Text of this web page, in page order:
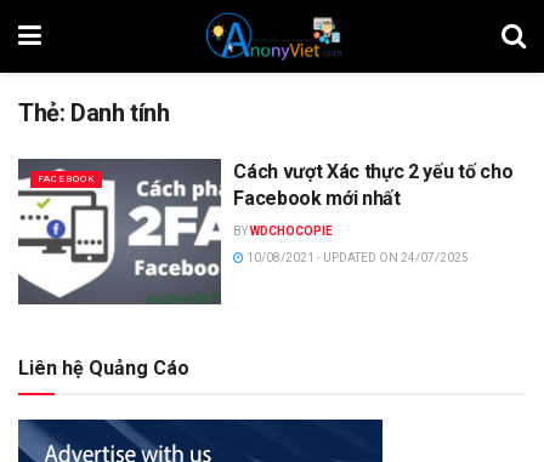
Thẻ: Danh tính
FACEBOOK
Cách vượt Xác thực 2 yếu tố cho
Facebook mới nhất
BYWDCHOCOPIE
10/08/2021 - UPDATED ON 24/07/2025
Liên hệ Quảng Cáo